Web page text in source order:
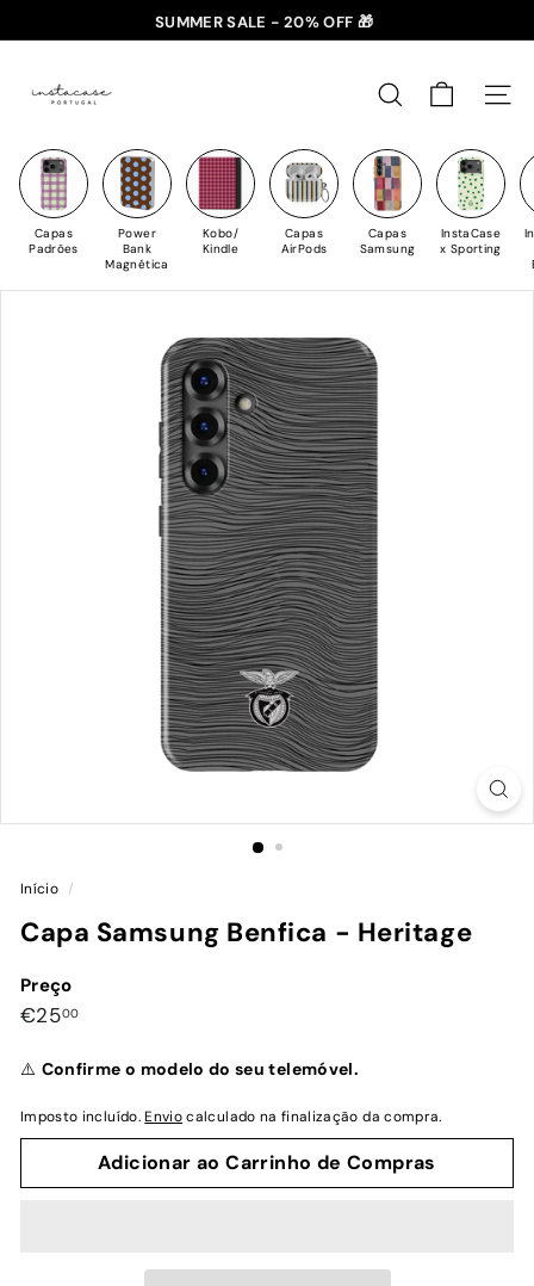
para
Conteúdo
slideshow
✈️ PORTES GRÁTIS: +35€ 🇵🇹🇪🇸 | +50€ 🇪🇺
SUMMER SALE - 20% OFF 🎁
n
t
a
C
a
s
PESQUISAR
Capas
Padrões
Power
Bank
Magnética
Kobo/
Kindle
Capas
AirPods
Capas
Samsung
InstaCase
x Sporting
Início /
Capa Samsung Benfica - Heritage
Preço
Preço
€2500€25,00
⚠️ Confirme o modelo do seu telemóvel.
Imposto incluído.Enviocalculado na finalização da compra.
Adicionar ao Carrinho de Compras